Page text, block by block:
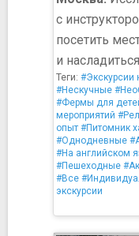
с
посетить
и
Теги: #Экскурсии
#Нескучные
#Фермы для
мероприятий
опыт #Питомник
#Однодневные
#На английском
#Пешеходные
#Все
экскурсии